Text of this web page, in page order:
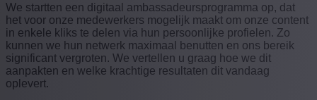
We startten een digitaal ambassadeursprogramma op, dat
het voor onze medewerkers mogelijk maakt om onze content
in enkele kliks te delen via hun persoonlijke profielen. Zo
kunnen we hun netwerk maximaal benutten en ons bereik
significant vergroten. We vertellen u graag hoe we dit
aanpakten en welke krachtige resultaten dit vandaag
oplevert.